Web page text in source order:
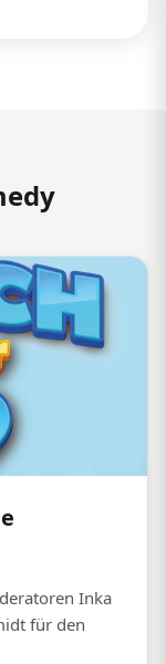
Inka
für den